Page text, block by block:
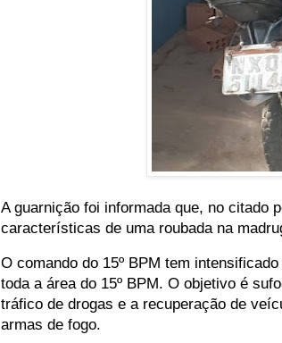
A guarnição foi informada que, no citado
características de uma roubada na
O comando do 15º BPM tem
toda a área do 15º BPM. O objetivo é
tráfico de drogas e a recuperação de
armas de fogo.